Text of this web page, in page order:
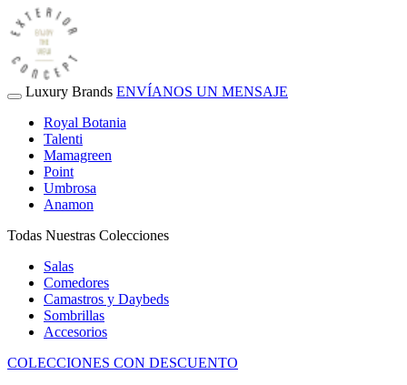
Luxury Brands ENVÍANOS UN MENSAJE
Royal Botania
Talenti
Mamagreen
Point
Umbrosa
Anamon
Todas Nuestras Colecciones
Salas
Comedores
Camastros y Daybeds
Sombrillas
Accesorios
COLECCIONES CON DESCUENTO